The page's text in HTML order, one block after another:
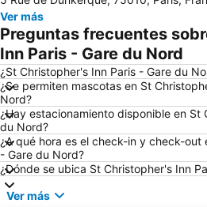
Catedral de Notre Dame
La Sorbona
Distrito IX: Opéra
Jardín de Luxemburgo
Plaza de los Vosgos
Gare de Lyon Metro Station
Distrito IV: Hôtel-de-Ville
Panteón
Ver más
Preguntas frecuentes
Inn Paris - Gare du Nord
¿St Christopher's Inn Paris - Gare du
¿Se permiten mascotas en St
Nord?
¿Hay estacionamiento disponible en St
du Nord?
¿A qué hora es el check-in y check-out
- Gare du Nord?
¿Dónde se ubica St Christopher's Inn
Ver más